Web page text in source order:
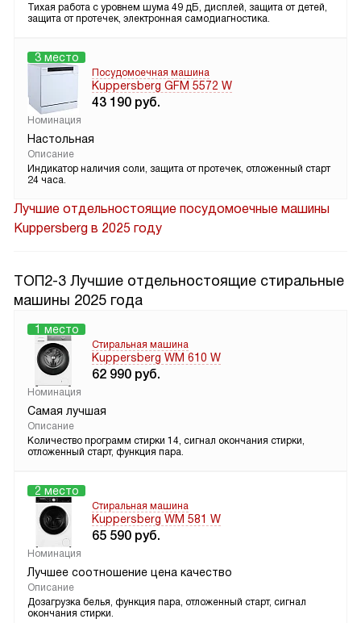
Тихая работа с уровнем шума 49 дБ, дисплей, защита от детей,
защита от протечек, электронная самодиагностика.
3 место
Посудомоечная машина
Kuppersberg GFM 5572 W
43 190 руб.
Номинация
Настольная
Описание
Индикатор наличия соли, защита от протечек, отложенный старт
24 часа.
Лучшие отдельностоящие посудомоечные машины
Kuppersberg в 2025 году
ТОП2-3 Лучшие отдельностоящие стиральные
машины 2025 года
1 место
Стиральная машина
Kuppersberg WM 610 W
62 990 руб.
Номинация
Самая лучшая
Описание
Количество программ стирки 14, сигнал окончания стирки,
отложенный старт, функция пара.
2 место
Стиральная машина
Kuppersberg WM 581 W
65 590 руб.
Номинация
Лучшее соотношение цена качество
Описание
Дозагрузка белья, функция пара, отложенный старт, сигнал
окончания стирки.